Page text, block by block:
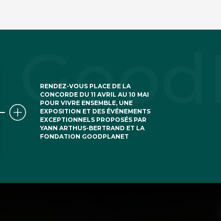
RENDEZ-VOUS PLACE DE LA
CONCORDE DU 11 AVRIL AU 10 MAI
POUR VIVRE ENSEMBLE, UNE
EXPOSITION ET DES ÉVÉNEMENTS
EXCEPTIONNELS PROPOSÉS PAR
YANN ARTHUS-BERTRAND ET LA
FONDATION GOODPLANET